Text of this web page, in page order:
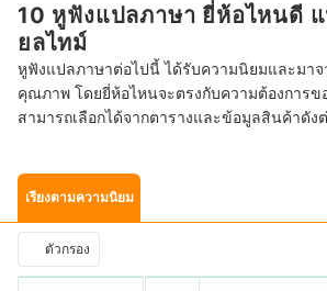
10 หูฟังแปลภาษา ยี่ห้อไหนดี แ
ยลไทม์
หูฟังแปลภาษาต่อไปนี้ ได้รับความนิยมและมา
คุณภาพ โดยยี่ห้อไหนจะตรงกับความต้องการ
สามารถเลือกได้จากตารางและข้อมูลสินค้าดัง
เรียงตามความนิยม
ตัวกรอง